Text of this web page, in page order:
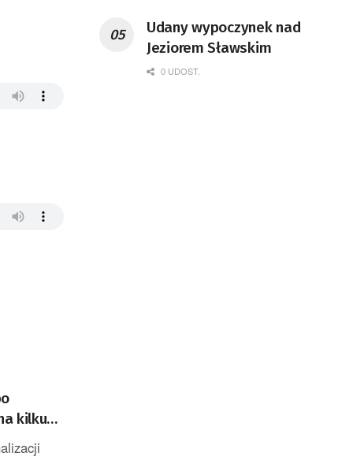
kilku
Udany wypoczynek nad
Jeziorem Sławskim
0 UDOST.